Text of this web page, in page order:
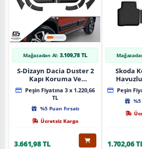
Mağazadan Al: 3.109,78 TL
S-Dizayn Dacia Duster 2
Kapı Koruma Ve
Çamurluk Kaplaması
Dodik Seti 2018 Üzeri A+
Kalite
Peşin Fiyatına 3 x 1.220,66
TL
%5 Puan Fırsatı
Ücretsiz Kargo
3.661,98 TL
Skoda
Peşin
%5
1.702,06